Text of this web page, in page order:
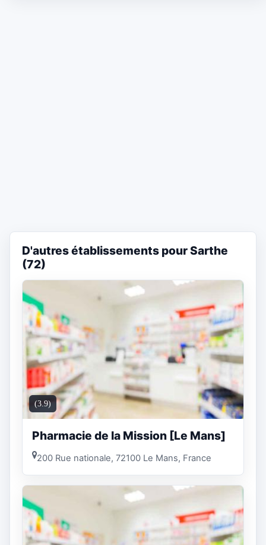
D'autres établissements pour Sarthe
(72)
(3.9)
Pharmacie de la Mission [Le Mans]
200 Rue nationale, 72100 Le Mans, France